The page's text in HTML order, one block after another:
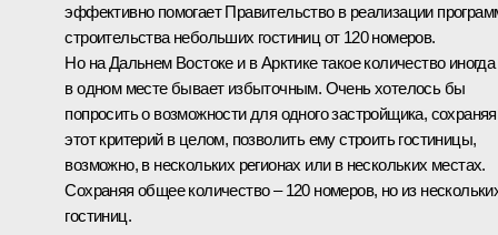
эффективно помогает Правительство в реализации
строительства небольших гостиниц от 120 номеров.
Но на Дальнем Востоке и в Арктике такое количество иногда
в одном месте бывает избыточным. Очень хотелось бы
попросить о возможности для одного застройщика, сохраняя
этот критерий в целом, позволить ему строить гостиницы,
возможно, в нескольких регионах или в нескольких местах.
Сохраняя общее количество – 120 номеров, но из
гостиниц.